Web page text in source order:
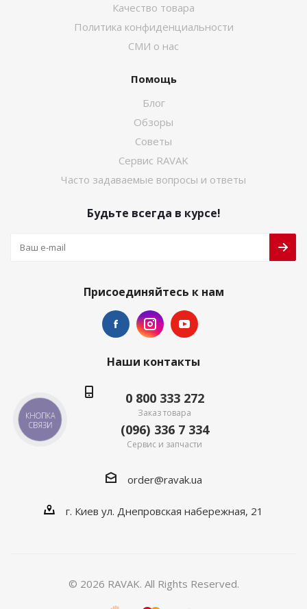
Качество товара
Политика конфиденциальности
СМИ о нас
Помощь
Блог
Обзоры
Советы
Сервис RAVAK
Часто задаваемые вопросы и ответы
Будьте всегда в курсе!
Присоединяйтесь к нам
Наши контакты
0 800 333 272
Заказ товара
(096) 336 7 334
Сервис и запчасти
order@ravak.ua
г. Киев ул. Днепровская набережная, 21
© 2026 RAVAK. All Rights Reserved.
КНОПКА
СВЯЗИ